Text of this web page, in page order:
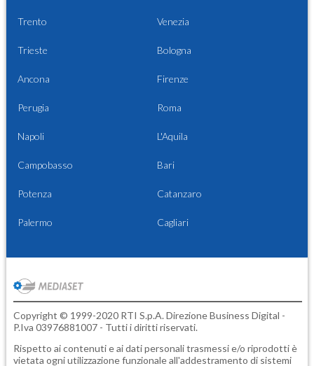
Trento Venezia
Trieste Bologna
Ancona Firenze
Perugia Roma
Napoli L'Aquila
Campobasso Bari
Potenza Catanzaro
Palermo Cagliari
Copyright © 1999-2020 RTI S.p.A. Direzione Business Digital -
P.Iva 03976881007 - Tutti i diritti riservati.
Rispetto ai contenuti e ai dati personali trasmessi e/o riprodotti è
vietata ogni utilizzazione funzionale all'addestramento di sistemi